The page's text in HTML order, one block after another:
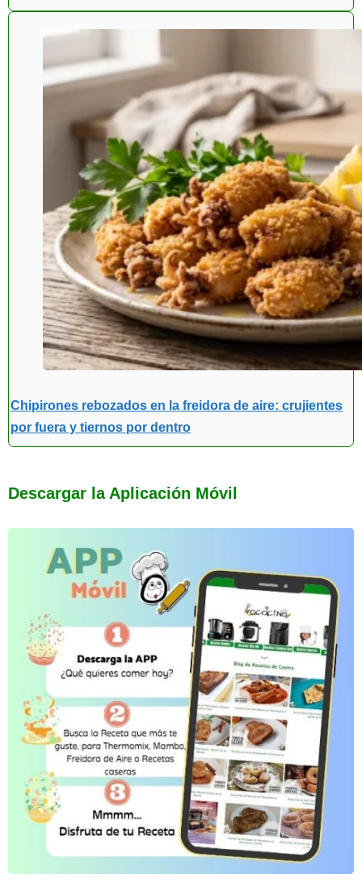
Chipirones rebozados en la freidora de aire: crujientes
por fuera y tiernos por dentro
Descargar la Aplicación Móvil